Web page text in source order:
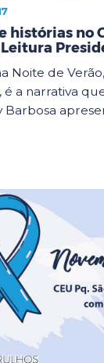
histórias no
Noite de
é a narrativa
Barbosa